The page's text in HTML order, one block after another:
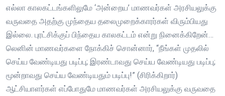
எல்லா காலகட்டங்களிலுமே ‘அன்றைய’ மாணவர்கள் அரசியலுக்கு
வருவதை அதற்கு முந்தைய தலைமுறைக்காரர்கள் விரும்பியது
இல்லை. புரட்சிக்குப் பிந்தைய காலகட்டம் என்று நினைக்கிறேன்…
லெனின் மாணவர்களை நோக்கிச் சொன்னார், “நீங்கள் முதலில்
செய்ய வேண்டியது படிப்பு; இரண்டாவது செய்ய வேண்டியது படிப்பு;
மூன்றாவது செய்ய வேண்டியதும் படிப்பு!” (சிரிக்கிறார்)
ஆட்சியாளர்கள் எப்போதுமே மாணவர்கள் அரசியலுக்கு வருவதை